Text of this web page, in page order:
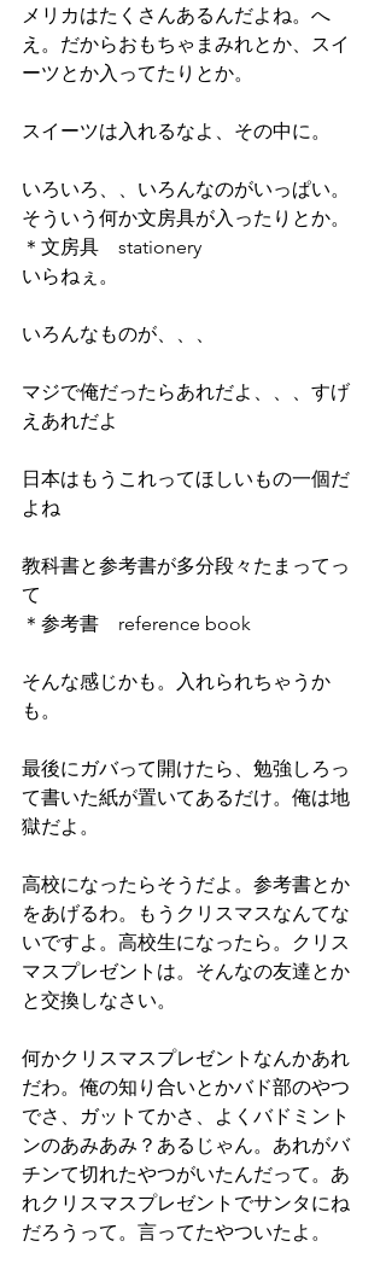
メリカはたくさんあるんだよね。へ
え。だからおもちゃまみれとか、スイ
ーツとか入ってたりとか。
スイーツは入れるなよ、その中に。
いろいろ、、いろんなのがいっぱい。
そういう何か文房具が入ったりとか。
＊文房具　stationery
いらねぇ。
いろんなものが、、、
マジで俺だったらあれだよ、、、すげ
えあれだよ
日本はもうこれってほしいもの一個だ
よね
教科書と参考書が多分段々たまってっ
て
＊参考書　reference book
そんな感じかも。入れられちゃうか
も。
最後にガバって開けたら、勉強しろっ
て書いた紙が置いてあるだけ。俺は地
獄だよ。
高校になったらそうだよ。参考書とか
をあげるわ。もうクリスマスなんてな
いですよ。高校生になったら。クリス
マスプレゼントは。そんなの友達とか
と交換しなさい。
何かクリスマスプレゼントなんかあれ
だわ。俺の知り合いとかバド部のやつ
でさ、ガットてかさ、よくバドミント
ンのあみあみ？あるじゃん。あれがバ
チンて切れたやつがいたんだって。あ
れクリスマスプレゼントでサンタにね
だろうって。言ってたやついたよ。